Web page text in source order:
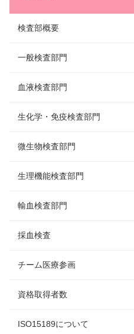
検査部概要
一般検査部門
血液検査部門
生化学・免疫検査部門
微生物検査部門
生理機能検査部門
輸血検査部門
採血検査
チーム医療参画
資格取得者数
ISO15189について